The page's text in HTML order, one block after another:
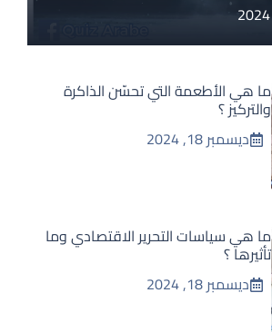
ما هي الأطعمة التي تحسّن الذاكرة
والتركيز ؟
ديسمبر 18, 2024
ما هي سياسات التحرير الاقتصادي وما
تأثيرها ؟
ديسمبر 18, 2024